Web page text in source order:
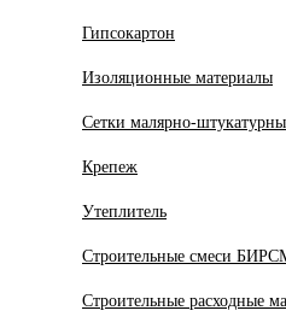
Гипсокартон
Изоляционные материалы
Сетки малярно-
Крепеж
Утеплитель
Строительные смеси
Строительные расходные